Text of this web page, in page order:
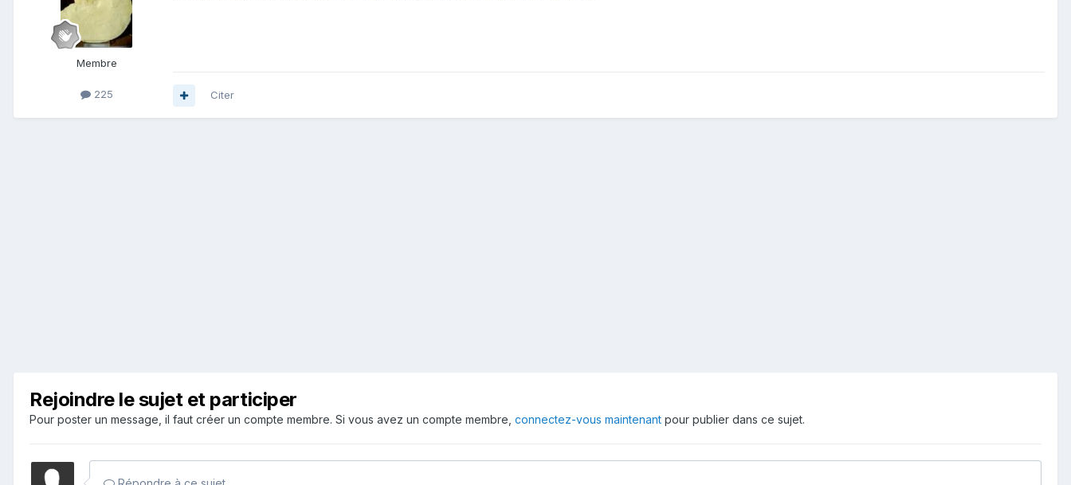
Membre
225 Citer
Rejoindre le sujet et participer
Pour poster un message, il faut créer un compte membre. Si vous avez un compte membre, connectez-vous maintenant pour publier dans ce sujet.